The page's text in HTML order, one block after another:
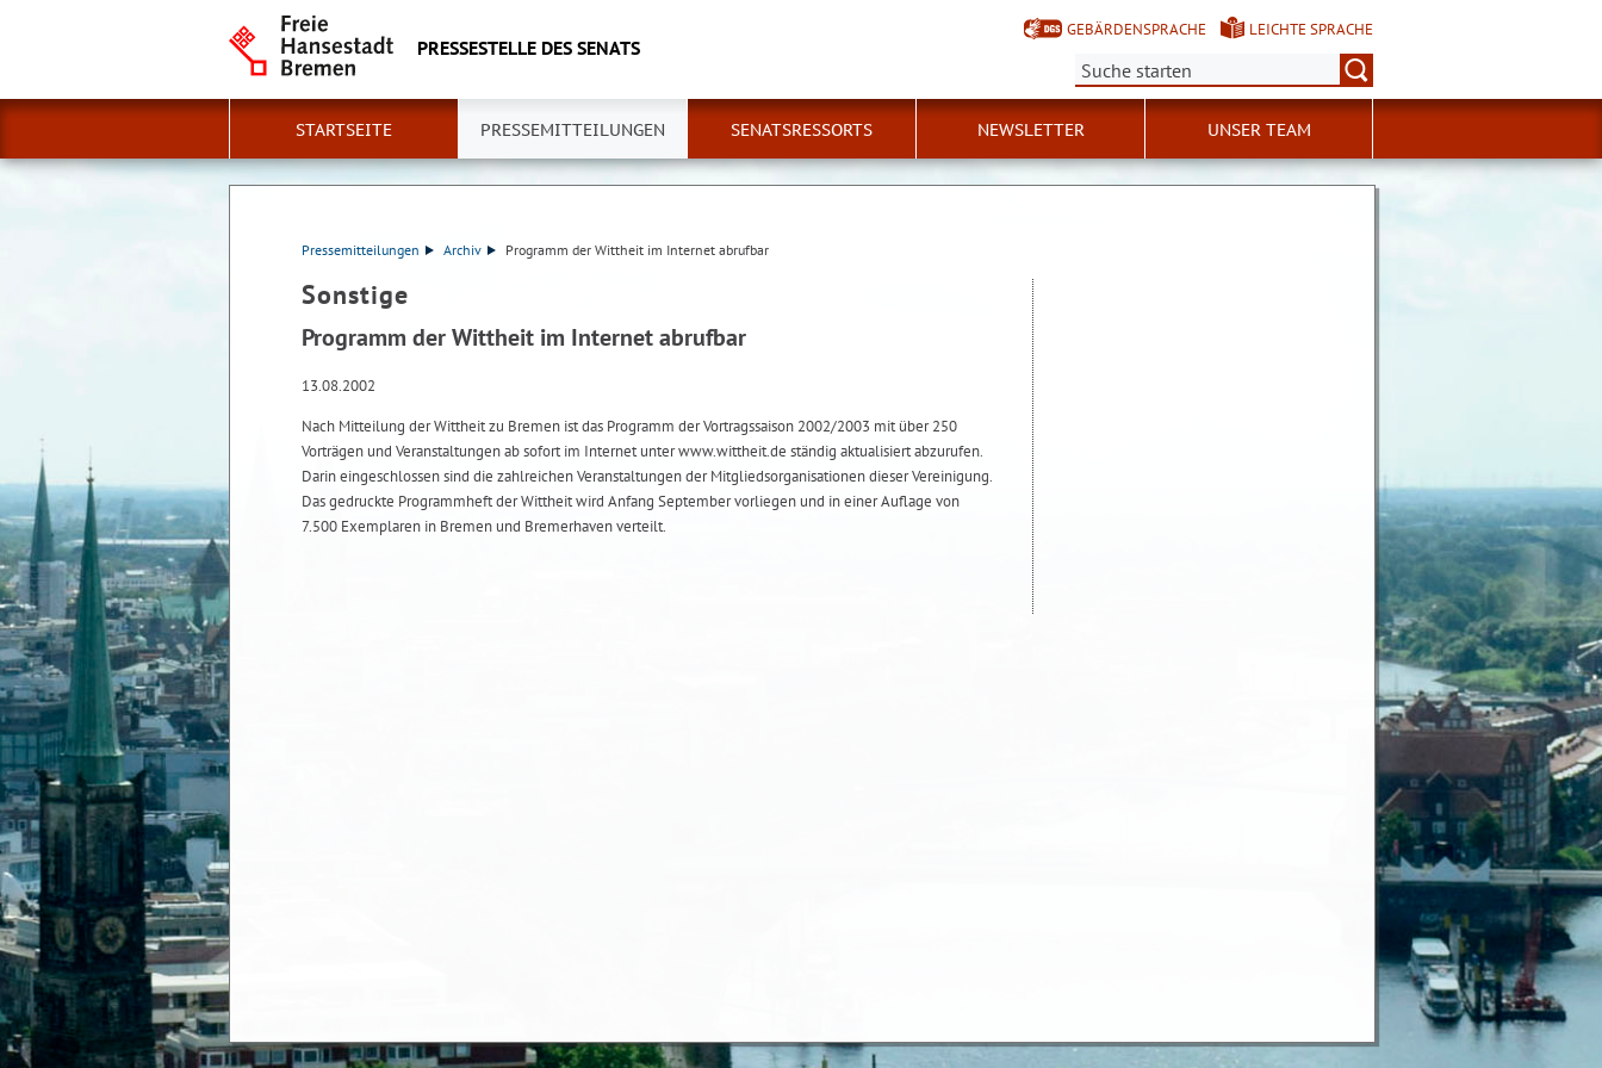
PRESSESTELLE DES SENATS
GEBÄRDENSPRACHE
LEICHTE SPRACHE
Suche:
STARTSEITE PRESSEMITTEILUNGEN SENATSRESSORTS NEWSLETTER UNSER TEAM
Pressemitteilungen Archiv Programm der Wittheit im Internet abrufbar
Sonstige
Programm der Wittheit im Internet abrufbar
13.08.2002
Nach Mitteilung der Wittheit zu Bremen ist das Programm der Vortragssaison 2002/2003 mit über 250
Vorträgen und Veranstaltungen ab sofort im Internet unter www.wittheit.de ständig aktualisiert abzurufen.
Darin eingeschlossen sind die zahlreichen Veranstaltungen der Mitgliedsorganisationen dieser Vereinigung.
Das gedruckte Programmheft der Wittheit wird Anfang September vorliegen und in einer Auflage von
7.500 Exemplaren in Bremen und Bremerhaven verteilt.